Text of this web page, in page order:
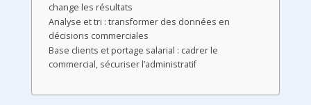
change les résultats
Analyse et tri : transformer des données en
décisions commerciales
Base clients et portage salarial : cadrer le
commercial, sécuriser l’administratif